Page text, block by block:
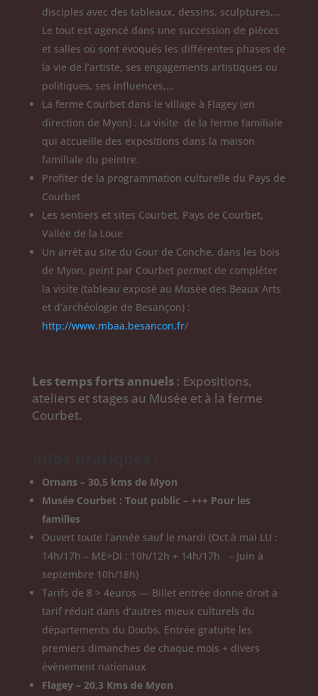
disciples avec des tableaux, dessins, sculptures,…
Le tout est agencé dans une succession de pièces
et salles où sont évoqués les différentes phases de
la vie de l’artiste, ses engagements artistiques ou
politiques, ses influences,…
La ferme Courbet dans le village à Flagey (en
direction de Myon) : La visite de la ferme familiale
qui accueille des expositions dans la maison
familiale du peintre.
Profiter de la programmation culturelle du Pays de
Courbet
Les sentiers et sites Courbet, Pays de Courbet,
Vallée de la Loue
Un arrêt au site du Gour de Conche, dans les bois
de Myon, peint par Courbet permet de compléter
la visite (tableau exposé au Musée des Beaux Arts
et d’archéologie de Besançon) :
http://www.mbaa.besancon.fr/
Les temps forts annuels: Expositions,
ateliers et stages au Musée et à la ferme
Courbet.
Ornans – 30,5 kms de Myon
Musée Courbet : Tout public – +++ Pour les
familles
Ouvert toute l’année sauf le mardi (Oct.à mai LU :
14h/17h – ME>DI : 10h/12h + 14h/17h – Juin à
septembre 10h/18h)
Tarifs de 8 > 4euros — Billet entrée donne droit à
tarif réduit dans d’autres mieux culturels du
départements du Doubs. Entrée gratuite les
premiers dimanches de chaque mois + divers
évènement nationaux
Flagey – 20,3 Kms de Myon